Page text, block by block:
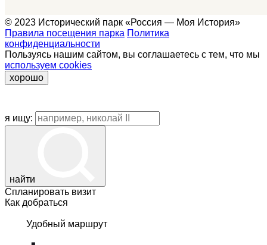
© 2023 Исторический парк «Россия — Моя История»
Правила посещения парка Политика
конфиденциальности
Пользуясь нашим сайтом, вы соглашаетесь с тем, что мы
используем cookies
хорошо
я ищу:
найти
Спланировать визит
Как добраться
Удобный маршрут